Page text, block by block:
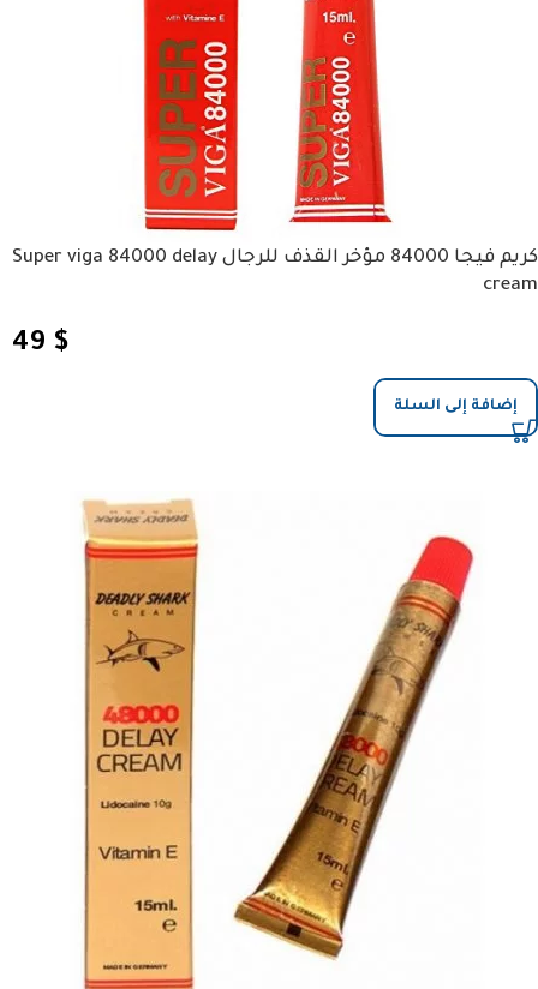
كريم فيجا 84000 مؤخر القذف للرجال Super viga 84000 delay
cream
49 $
إضافة إلى السلة